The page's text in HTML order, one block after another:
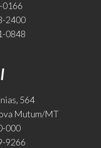
0166
2400
0848
564
Mutum/MT
000
9266